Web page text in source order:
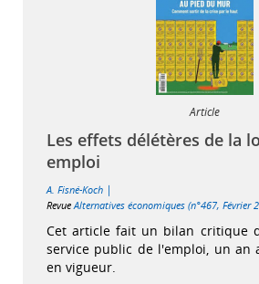
Article
Les effets délétères de la
emploi
A. Fisné-Koch |
Revue Alternatives économiques (n°467, Février
Cet article fait un bilan critique
service public de l'emploi, un an
en vigueur.